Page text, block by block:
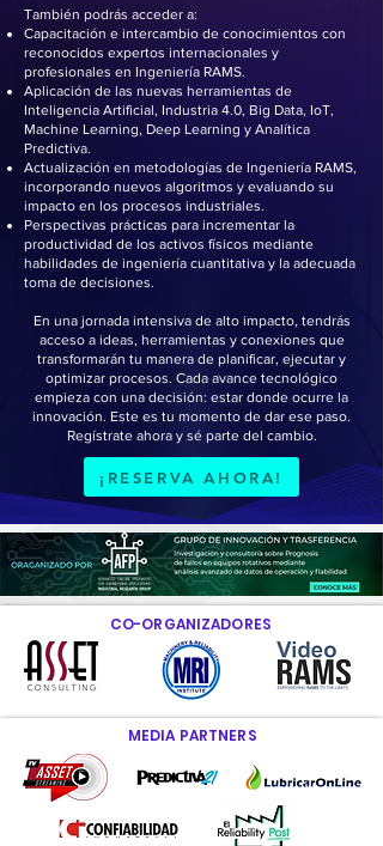
También podrás acceder a:
Capacitación e intercambio de conocimientos con
reconocidos expertos internacionales y
profesionales en Ingeniería RAMS.
Aplicación de las nuevas herramientas de
Inteligencia Artificial, Industria 4.0, Big Data, IoT,
Machine Learning, Deep Learning y Analítica
Predictiva.
Actualización en metodologías de Ingeniería RAMS,
incorporando nuevos algoritmos y evaluando su
impacto en los procesos industriales.
Perspectivas prácticas para incrementar la
productividad de los activos físicos mediante
habilidades de ingeniería cuantitativa y la adecuada
toma de decisiones.
En una jornada intensiva de alto impacto, tendrás
acceso a ideas, herramientas y conexiones que
transformarán tu manera de planificar, ejecutar y
optimizar procesos. Cada avance tecnológico
empieza con una decisión: estar donde ocurre la
innovación. Este es tu momento de dar ese paso.
Regístrate ahora y sé parte del cambio.
¡RESERVA AHORA!
CO-ORGANIZADORES
MEDIA PARTNERS